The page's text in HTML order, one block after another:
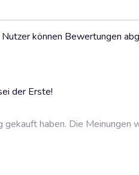
der Erste!
können Bewertungen
haben. Die Meinungen